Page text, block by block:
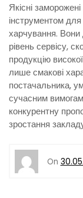
Якісні
інструментом
харчування. Вони
рівень сервісу,
продукцію
лише смакові
постачальника,
сучасним
конкурентну
зростання
On